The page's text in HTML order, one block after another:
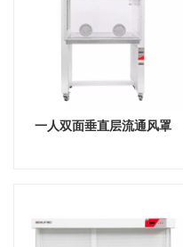
一人双面垂直层流通风罩